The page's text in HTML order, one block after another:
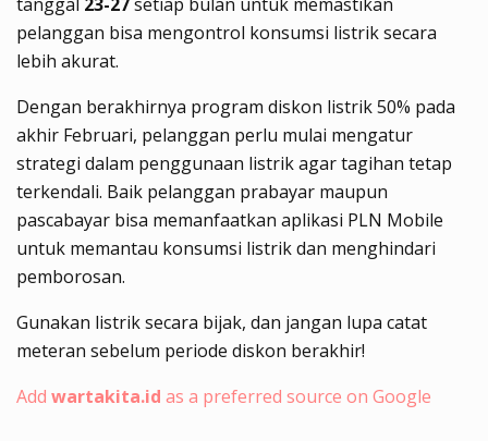
pelanggan bisa mengontrol konsumsi listrik secara
lebih akurat.
Dengan berakhirnya program diskon listrik 50% pada
akhir Februari, pelanggan perlu mulai mengatur
strategi dalam penggunaan listrik agar tagihan tetap
terkendali. Baik pelanggan prabayar maupun
pascabayar bisa memanfaatkan aplikasi PLN Mobile
untuk memantau konsumsi listrik dan menghindari
pemborosan.
Gunakan listrik secara bijak, dan jangan lupa catat
meteran sebelum periode diskon berakhir!
Add wartakita.id as a preferred source on Google